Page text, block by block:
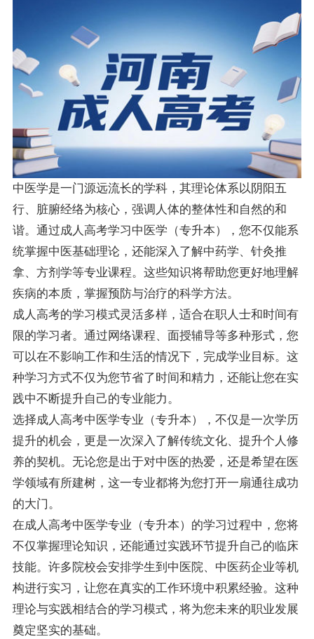
中医学是一门源远流长的学科，其理论体系以阴阳五
行、脏腑经络为核心，强调人体的整体性和自然的和
谐。通过成人高考学习中医学（专升本），您不仅能系
统掌握中医基础理论，还能深入了解中药学、针灸推
拿、方剂学等专业课程。这些知识将帮助您更好地理解
疾病的本质，掌握预防与治疗的科学方法。
成人高考的学习模式灵活多样，适合在职人士和时间有
限的学习者。通过网络课程、面授辅导等多种形式，您
可以在不影响工作和生活的情况下，完成学业目标。这
种学习方式不仅为您节省了时间和精力，还能让您在实
践中不断提升自己的专业能力。
选择成人高考中医学专业（专升本），不仅是一次学历
提升的机会，更是一次深入了解传统文化、提升个人修
养的契机。无论您是出于对中医的热爱，还是希望在医
学领域有所建树，这一专业都将为您打开一扇通往成功
的大门。
在成人高考中医学专业（专升本）的学习过程中，您将
不仅掌握理论知识，还能通过实践环节提升自己的临床
技能。许多院校会安排学生到中医院、中医药企业等机
构进行实习，让您在真实的工作环境中积累经验。这种
理论与实践相结合的学习模式，将为您未来的职业发展
奠定坚实的基础。